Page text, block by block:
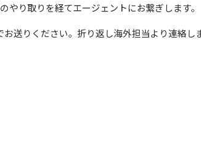
やり取りを経てエージェントにお繋ぎします。
送りください。折り返し海外担当より連絡し